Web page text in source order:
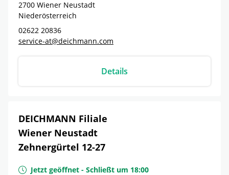
2700 Wiener Neustadt
Niederösterreich
02622 20836
service-at@deichmann.com
Details
DEICHMANN Filiale
Wiener Neustadt
Zehnergürtel 12-27
Jetzt geöffnet - Schließt um 18:00